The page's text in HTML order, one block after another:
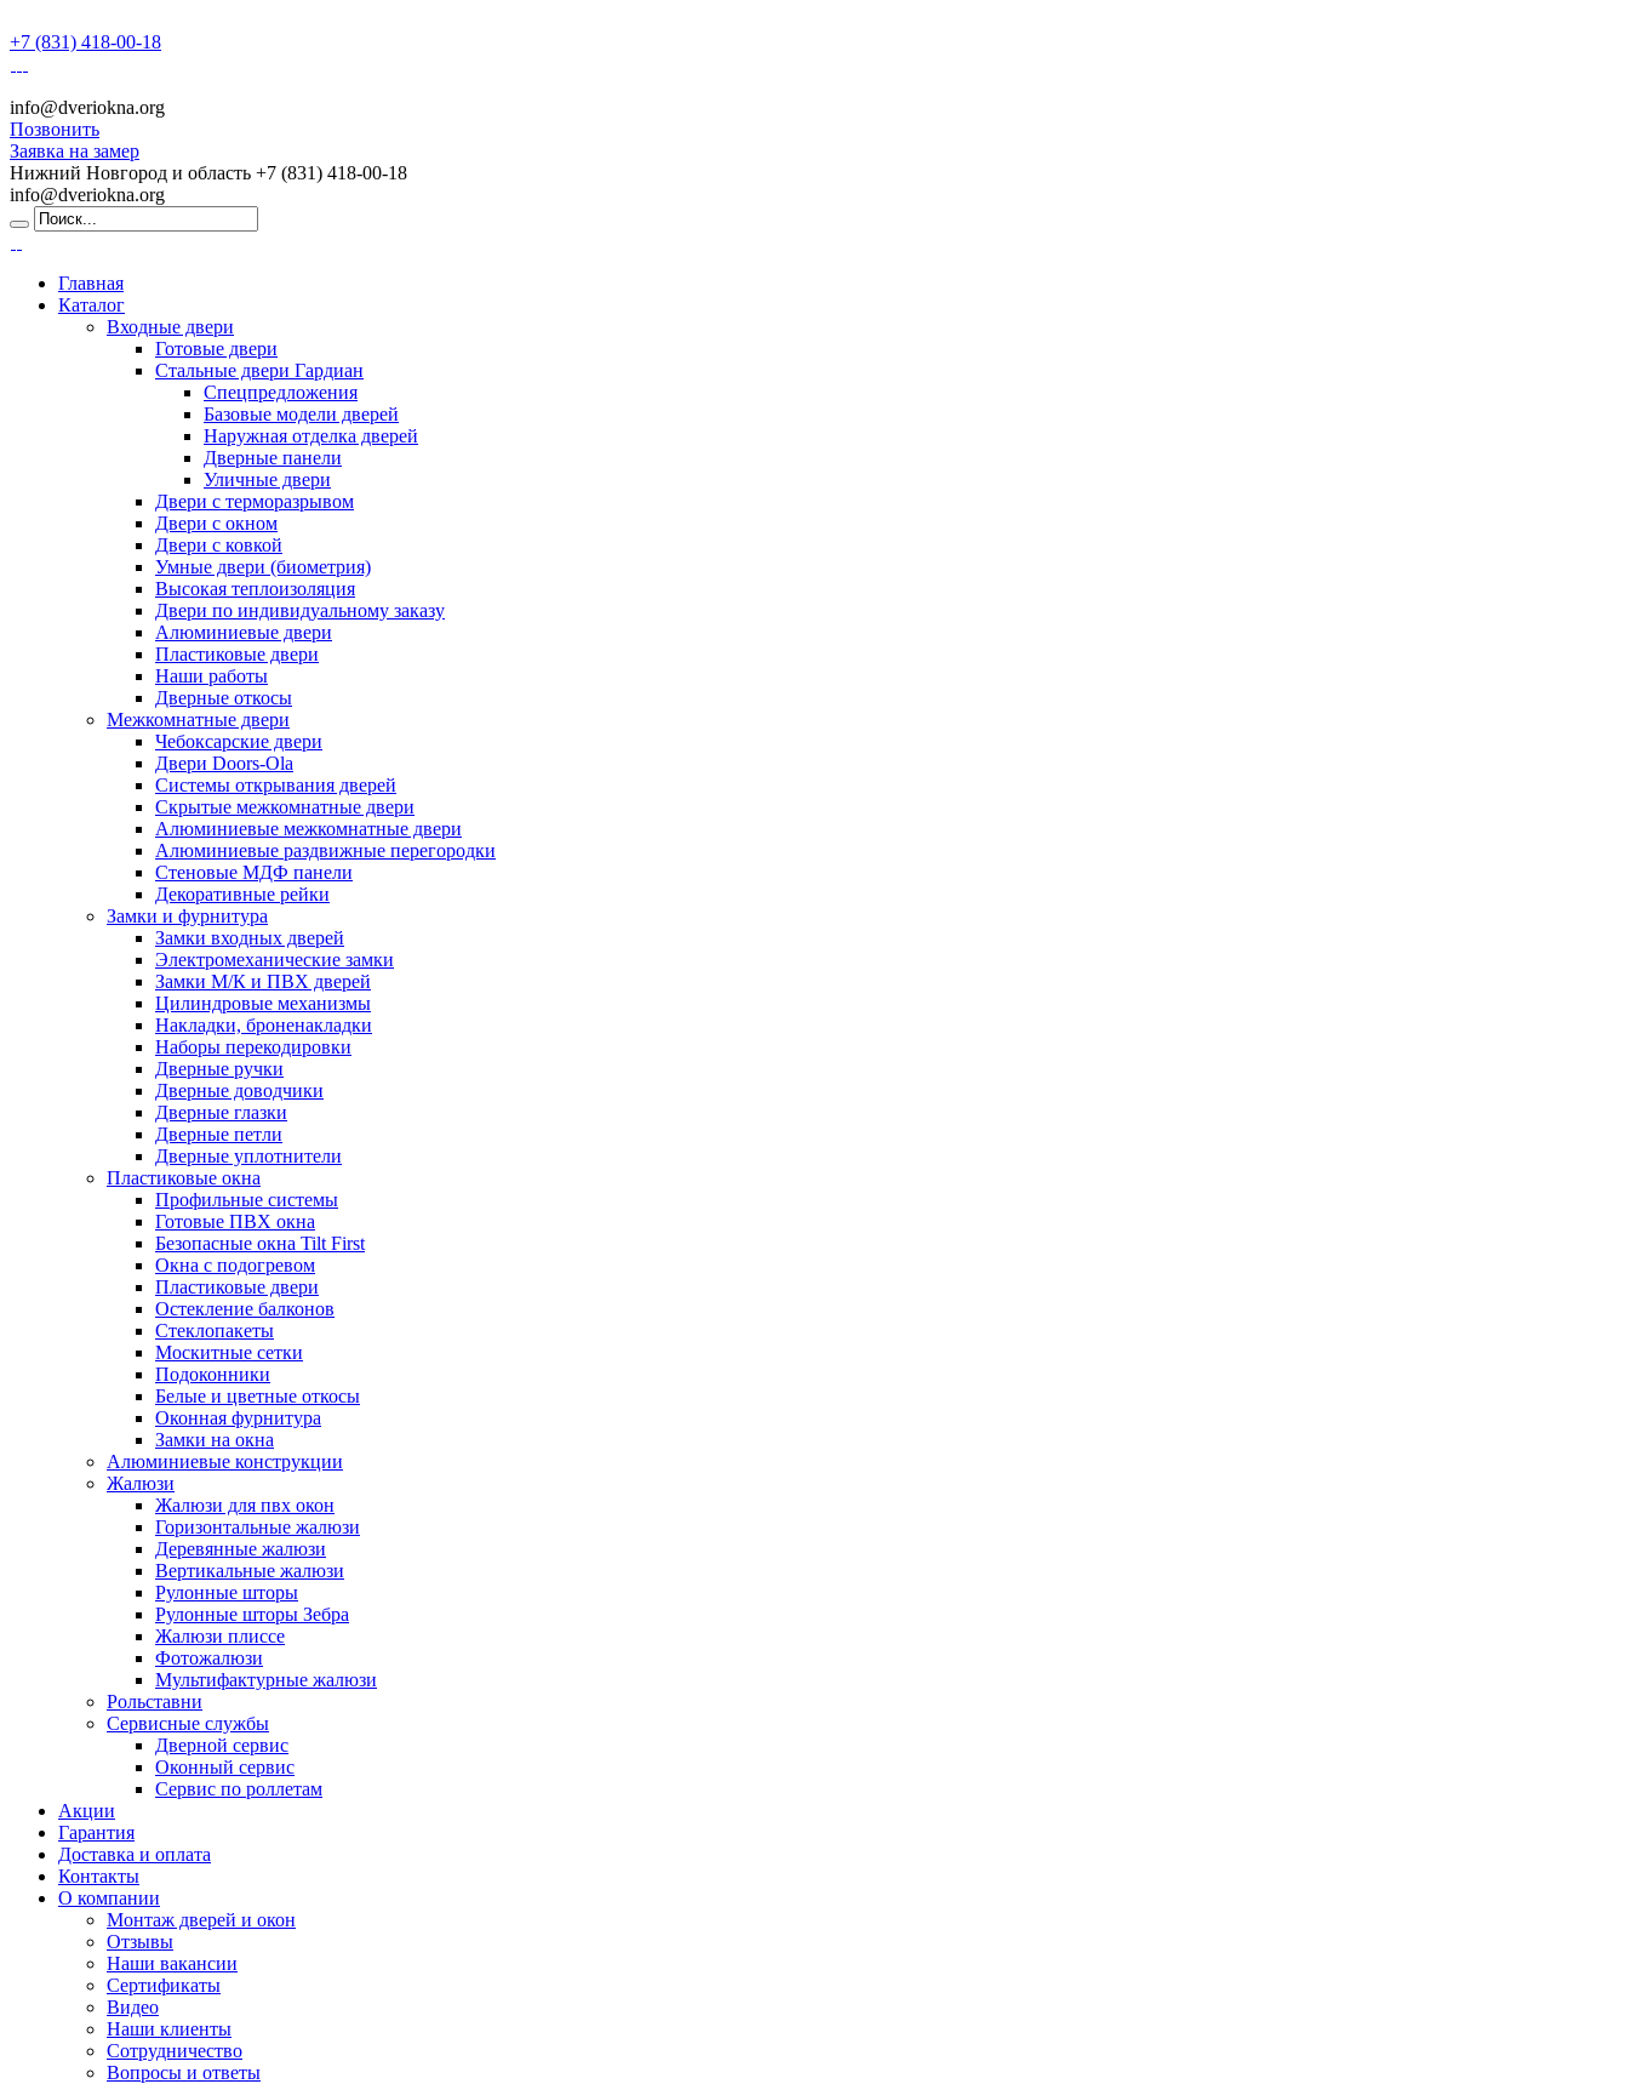
+7 (831) 418-00-18
info@dveriokna.org
Позвонить
Заявка на замер
Нижний Новгород и область +7 (831) 418-00-18
info@dveriokna.org
Главная
Каталог
Входные двери
Готовые двери
Стальные двери Гардиан
Спецпредложения
Базовые модели дверей
Наружная отделка дверей
Дверные панели
Уличные двери
Двери с терморазрывом
Двери с окном
Двери с ковкой
Умные двери (биометрия)
Высокая теплоизоляция
Двери по индивидуальному заказу
Алюминиевые двери
Пластиковые двери
Наши работы
Дверные откосы
Межкомнатные двери
Чебоксарские двери
Двери Doors-Ola
Системы открывания дверей
Скрытые межкомнатные двери
Алюминиевые межкомнатные двери
Алюминиевые раздвижные перегородки
Стеновые МДФ панели
Декоративные рейки
Замки и фурнитура
Замки входных дверей
Электромеханические замки
Замки М/К и ПВХ дверей
Цилиндровые механизмы
Накладки, броненакладки
Наборы перекодировки
Дверные ручки
Дверные доводчики
Дверные глазки
Дверные петли
Дверные уплотнители
Пластиковые окна
Профильные системы
Готовые ПВХ окна
Безопасные окна Tilt First
Окна с подогревом
Пластиковые двери
Остекление балконов
Стеклопакеты
Москитные сетки
Подоконники
Белые и цветные откосы
Оконная фурнитура
Замки на окна
Алюминиевые конструкции
Жалюзи
Жалюзи для пвх окон
Горизонтальные жалюзи
Деревянные жалюзи
Вертикальные жалюзи
Рулонные шторы
Рулонные шторы Зебра
Жалюзи плиссе
Фотожалюзи
Мультифактурные жалюзи
Рольставни
Сервисные службы
Дверной сервис
Оконный сервис
Сервис по роллетам
Акции
Гарантия
Доставка и оплата
Контакты
О компании
Монтаж дверей и окон
Отзывы
Наши вакансии
Сертификаты
Видео
Наши клиенты
Сотрудничество
Вопросы и ответы